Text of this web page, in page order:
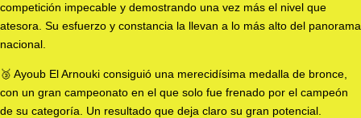
competición impecable y demostrando una vez más el nivel que
atesora. Su esfuerzo y constancia la llevan a lo más alto del panorama
nacional.
🥉 Ayoub El Arnouki consiguió una merecidísima medalla de bronce,
con un gran campeonato en el que solo fue frenado por el campeón
de su categoría. Un resultado que deja claro su gran potencial.